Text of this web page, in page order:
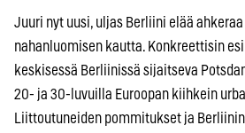
Juuri nyt uusi, uljas Berliini elää
nahanluomisen kautta. Konkreettisin
keskisessä Berliinissä sijaitseva
20- ja 30-luvuilla Euroopan kiihkein
Liittoutuneiden pommitukset ja